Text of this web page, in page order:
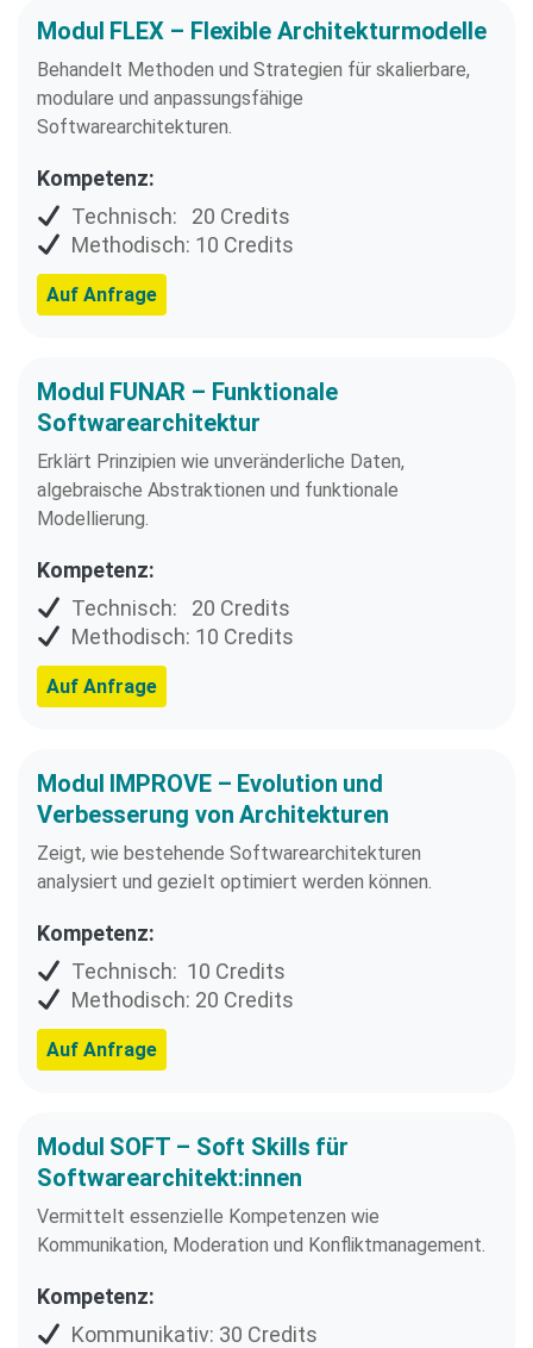
Modul FLEX – Flexible Architekturmodelle​
Behandelt Methoden und Strategien für skalierbare,
modulare und anpassungsfähige
Softwarearchitekturen.
Kompetenz:
Technisch: 20 Credits
Methodisch: 10 Credits
Auf Anfrage
Modul FUNAR – Funktionale
Softwarearchitektur
Erklärt Prinzipien wie unveränderliche Daten,
algebraische Abstraktionen und funktionale
Modellierung.
Kompetenz:
Technisch: 20 Credits
Methodisch: 10 Credits
Auf Anfrage
Modul IMPROVE – Evolution und
Verbesserung von Architekturen
Zeigt, wie bestehende Softwarearchitekturen
analysiert und gezielt optimiert werden können.
Kompetenz:
Technisch: 10 Credits
Methodisch: 20 Credits
Auf Anfrage
Modul SOFT – Soft Skills für
Softwarearchitekt:innen
Vermittelt essenzielle Kompetenzen wie
Kommunikation, Moderation und Konfliktmanagement.
Kompetenz:
Kommunikativ: 30 Credits